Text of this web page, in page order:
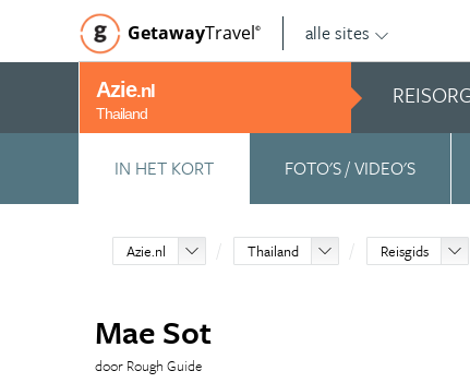
GetawayTravel© alle sites
Azie.nl
Thailand
IN HET KORT FOTO'S / VIDEO'S
Azie.nl Thailand Reisgids
Mae Sot
door Rough Guide